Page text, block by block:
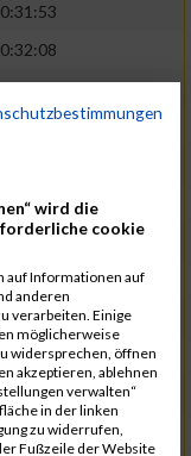
02:41:38
02:42:48
wird die
cookie
auf Informationen auf
anderen
verarbeiten. Einige
möglicherweise
widersprechen, öffnen
akzeptieren, ablehnen
verwalten“
in der linken
zu widerrufen,
Fußzeile der Website